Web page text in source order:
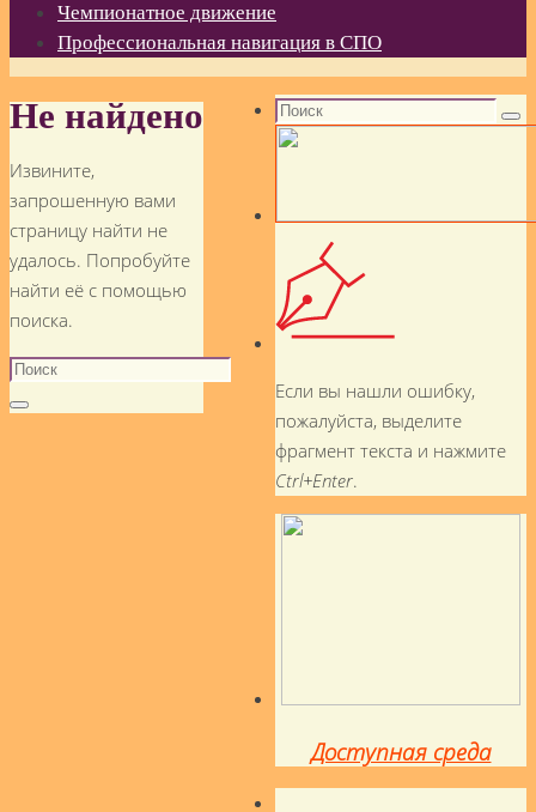
Чемпионатное движение
Профессиональная навигация в СПО
Не найдено
Извините,
запрошенную вами
страницу найти не
удалось. Попробуйте
найти её с помощью
поиска.
Поиск
Поиск
Поиск
Если вы нашли ошибку,
пожалуйста, выделите
фрагмент текста и нажмите
Ctrl+Enter.
Доступная среда